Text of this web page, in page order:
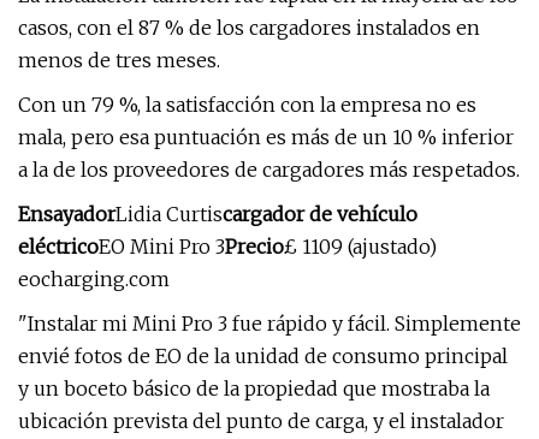
casos, con el 87 % de los cargadores instalados en
menos de tres meses.
Con un 79 %, la satisfacción con la empresa no es
mala, pero esa puntuación es más de un 10 % inferior
a la de los proveedores de cargadores más respetados.
EnsayadorLidia Curtiscargador de vehículo
eléctricoEO Mini Pro 3Precio£ 1109 (ajustado)
eocharging.com
"Instalar mi Mini Pro 3 fue rápido y fácil. Simplemente
envié fotos de EO de la unidad de consumo principal
y un boceto básico de la propiedad que mostraba la
ubicación prevista del punto de carga, y el instalador